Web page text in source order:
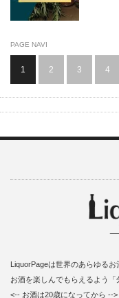
PAGE NAVI
1 2 3 4
LiquorPageは世界のあらゆる
お酒を楽しんでもらえるよう「
<-- お酒は20歳になってから -->